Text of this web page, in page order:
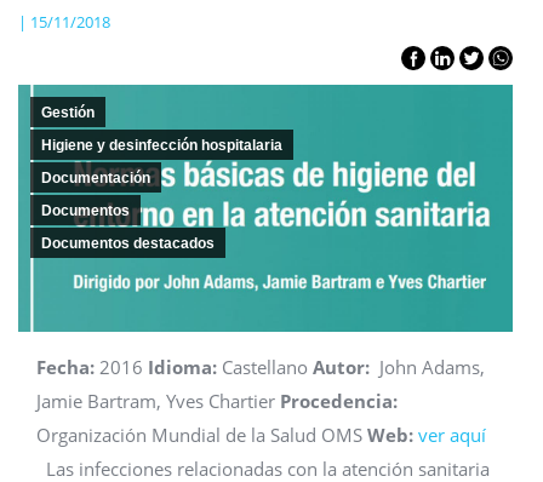
| 15/11/2018
Gestión
Higiene y desinfección hospitalaria
Documentación
Documentos
Documentos destacados
Fecha: 2016 Idioma: Castellano Autor: John Adams,
Jamie Bartram, Yves Chartier Procedencia:
Organización Mundial de la Salud OMS Web: ver aquí
Las infecciones relacionadas con la atención sanitaria